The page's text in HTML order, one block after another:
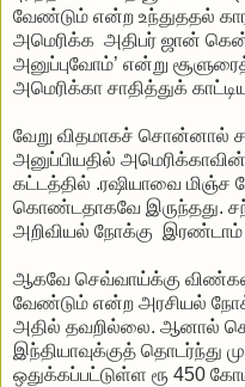
வேண்டும் என்ற உந்துததல்
அமெரிக்க அதிபர் ஜான்
அனுப்புவோம்’ என்று
அமெரிக்கா சாதித்துக்
வேறு விதமாகச் சொன்னால்
அனுப்பியதில்
கட்டத்தில் .ரஷியாவை
கொண்டதாகவே இருந்தது.
அறிவியல் நோக்கு இரண்டாம்
ஆகவே செவ்வாய்க்கு
வேண்டும் என்ற அரசியல்
அதில் தவறில்லை. ஆனால்
இந்தியாவுக்குத் தொடர்ந்து
ஒதுக்கப்பட்டுள்ள ரூ 450